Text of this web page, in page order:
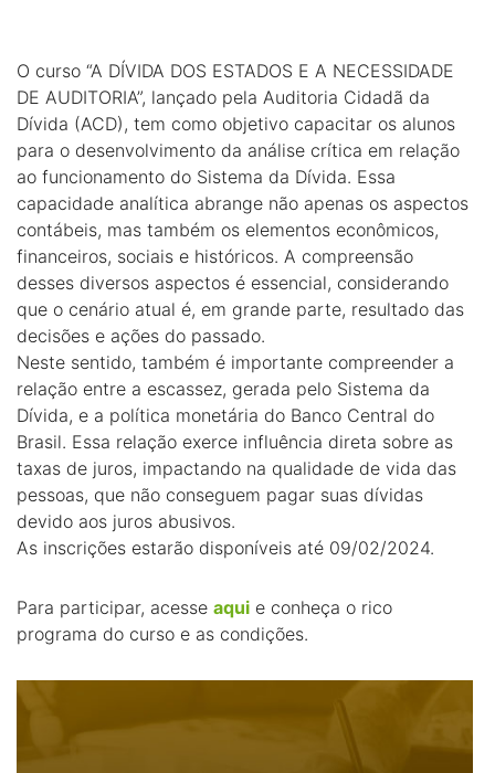
O curso “A DÍVIDA DOS ESTADOS E A NECESSIDADE
DE AUDITORIA”, lançado pela Auditoria Cidadã da
Dívida (ACD), tem como objetivo capacitar os alunos
para o desenvolvimento da análise crítica em relação
ao funcionamento do Sistema da Dívida. Essa
capacidade analítica abrange não apenas os aspectos
contábeis, mas também os elementos econômicos,
financeiros, sociais e históricos. A compreensão
desses diversos aspectos é essencial, considerando
que o cenário atual é, em grande parte, resultado das
decisões e ações do passado.
Neste sentido, também é importante compreender a
relação entre a escassez, gerada pelo Sistema da
Dívida, e a política monetária do Banco Central do
Brasil. Essa relação exerce influência direta sobre as
taxas de juros, impactando na qualidade de vida das
pessoas, que não conseguem pagar suas dívidas
devido aos juros abusivos.
As inscrições estarão disponíveis até 09/02/2024.
Para participar, acesse aqui e conheça o rico
programa do curso e as condições.